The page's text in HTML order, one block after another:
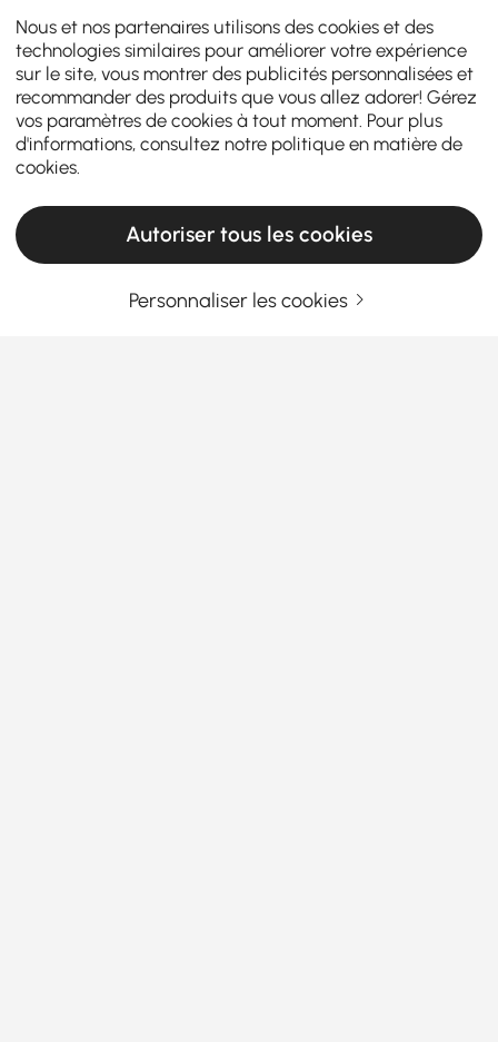
Products in the current category have been updated to show the latest 3 items
Nous et nos partenaires utilisons des cookies et des
technologies similaires pour améliorer votre expérience
sur le site, vous montrer des publicités personnalisées et
recommander des produits que vous allez adorer! Gérez
vos paramètres de cookies à tout moment. Pour plus
d'informations, consultez notre politique en matière de
cookies
Autoriser tous les cookies
Personnaliser les cookies